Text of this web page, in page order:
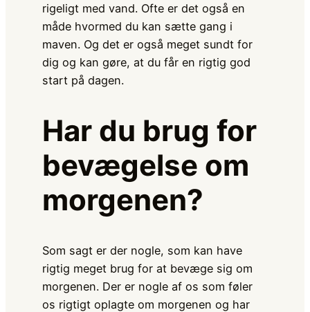
rigeligt med vand. Ofte er det også en
måde hvormed du kan sætte gang i
maven. Og det er også meget sundt for
dig og kan gøre, at du får en rigtig god
start på dagen.
Har du brug for
bevægelse om
morgenen?
Som sagt er der nogle, som kan have
rigtig meget brug for at bevæge sig om
morgenen. Der er nogle af os som føler
os rigtigt oplagte om morgenen og har